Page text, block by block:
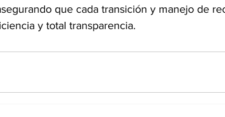
que cada transición y manejo de
y total transparencia.